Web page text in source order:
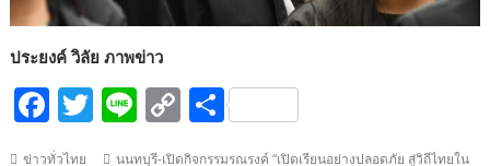
ประยงค์ วิลัย ภาพข่าว
F
ac
T Li
n
C S
ข่าวทั่วไทย
นนทบุรี-เปิดกิจกรรมรณรงค์ “เปิดเรียนอย่างปลอดภัย สู่วิถีไทยใน